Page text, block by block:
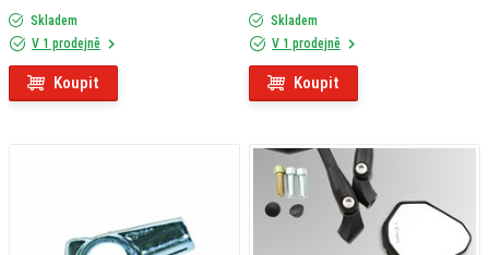
Skladem
V 1 prodejně
Koupit
Skladem
V 1 prodejně
Koupit